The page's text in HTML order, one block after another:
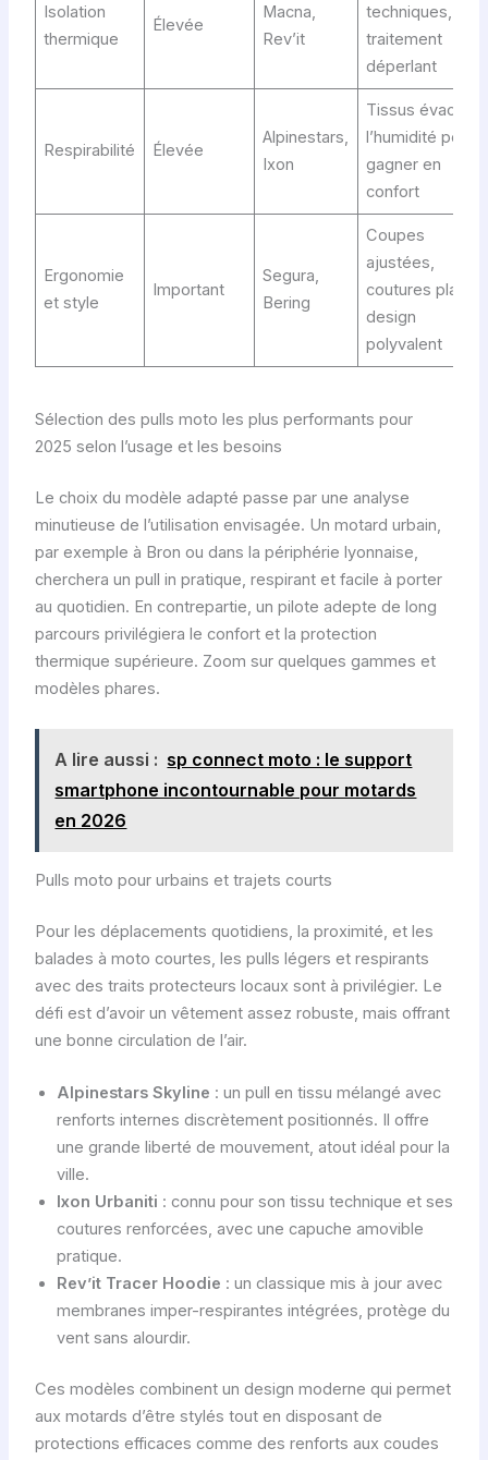
Isolation
thermique
Élevée
Macna,
Rev’it
techniques,
traitement
déperlant
Respirabilité Élevée
Alpinestars,
Ixon
Tissus évacuant
l’humidité pour
gagner en
confort
Ergonomie
et style
Important
Segura,
Bering
Coupes
ajustées,
coutures plates,
design
polyvalent
Sélection des pulls moto les plus performants pour
2025 selon l’usage et les besoins
Le choix du modèle adapté passe par une analyse
minutieuse de l’utilisation envisagée. Un motard urbain,
par exemple à Bron ou dans la périphérie lyonnaise,
cherchera un pull in pratique, respirant et facile à porter
au quotidien. En contrepartie, un pilote adepte de long
parcours privilégiera le confort et la protection
thermique supérieure. Zoom sur quelques gammes et
modèles phares.
A lire aussi : sp connect moto : le support
smartphone incontournable pour motards
en 2026
Pulls moto pour urbains et trajets courts
Pour les déplacements quotidiens, la proximité, et les
balades à moto courtes, les pulls légers et respirants
avec des traits protecteurs locaux sont à privilégier. Le
défi est d’avoir un vêtement assez robuste, mais offrant
une bonne circulation de l’air.
Alpinestars Skyline : un pull en tissu mélangé avec
renforts internes discrètement positionnés. Il offre
une grande liberté de mouvement, atout idéal pour la
ville.
Ixon Urbaniti : connu pour son tissu technique et ses
coutures renforcées, avec une capuche amovible
pratique.
Rev’it Tracer Hoodie : un classique mis à jour avec
membranes imper-respirantes intégrées, protège du
vent sans alourdir.
Ces modèles combinent un design moderne qui permet
aux motards d’être stylés tout en disposant de
protections efficaces comme des renforts aux coudes